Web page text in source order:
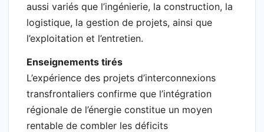
aussi variés que l’ingénierie, la construction, la
logistique, la gestion de projets, ainsi que
l’exploitation et l’entretien.​
Enseignements tirés
L’expérience des projets d’interconnexions
transfrontaliers confirme que l’intégration
régionale de l’énergie constitue un moyen
rentable de combler les déficits